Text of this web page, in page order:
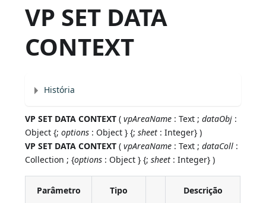
VP SET DATA
CONTEXT
História
VP SET DATA CONTEXT (vpAreaName : Text ;dataObj :
Object {;options : Object } {;sheet : Integer} )
VP SET DATA CONTEXT (vpAreaName : Text ;dataColl :
Collection ; {options : Object } {;sheet : Integer} )
Parâmetro Tipo Descrição